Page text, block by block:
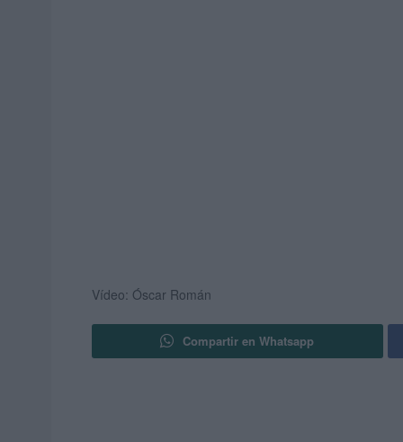
Vídeo: Óscar Román
Compartir en Whatsapp